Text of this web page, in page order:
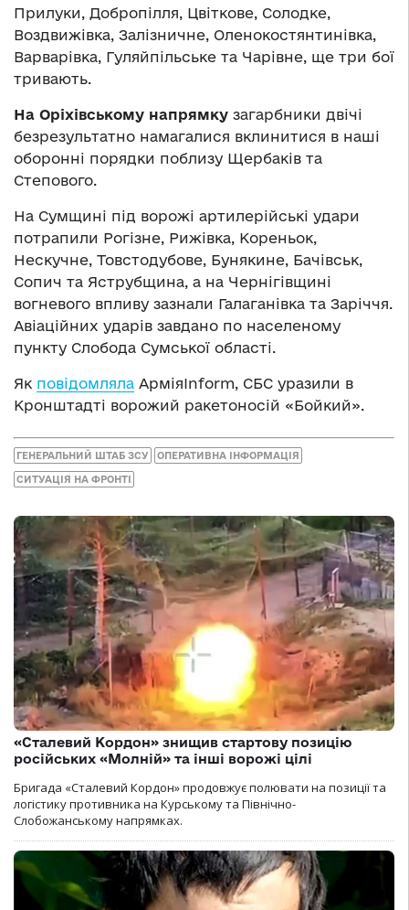
Прилуки, Добропілля, Цвіткове, Солодке,
Воздвижівка, Залізничне, Оленокостянтинівка,
Варварівка, Гуляйпільське та Чарівне, ще три бої
тривають.
На Оріхівському напрямку загарбники двічі
безрезультатно намагалися вклинитися в наші
оборонні порядки поблизу Щербаків та
Степового.
На Сумщині під ворожі артилерійські удари
потрапили Рогізне, Рижівка, Кореньок,
Нескучне, Товстодубове, Бунякине, Бачівськ,
Сопич та Яструбщина, а на Чернігівщині
вогневого впливу зазнали Галаганівка та Заріччя.
Авіаційних ударів завдано по населеному
пункту Слобода Сумської області.
Як повідомляла АрміяInform, СБС уразили в
Кронштадті ворожий ракетоносій «Бойкий».
ГЕНЕРАЛЬНИЙ ШТАБ ЗСУ ОПЕРАТИВНА ІНФОРМАЦІЯ
СИТУАЦІЯ НА ФРОНТІ
«Сталевий Кордон» знищив стартову позицію
російських «Молній» та інші ворожі цілі
Бригада «Сталевий Кордон» продовжує полювати на позиції та
логістику противника на Курському та Північно-
Слобожанському напрямках.